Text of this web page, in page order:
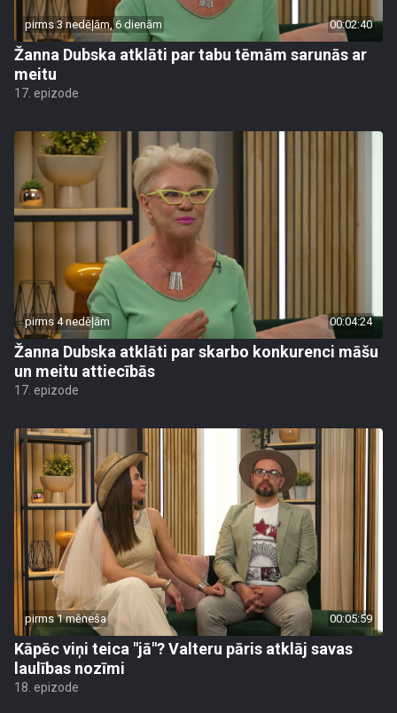
pirms 3 nedēļām, 6 dienām 00:02:40
Žanna Dubska atklāti par tabu tēmām sarunās ar
meitu
17. epizode
pirms 4 nedēļām 00:04:24
Žanna Dubska atklāti par skarbo konkurenci māšu
un meitu attiecībās
17. epizode
pirms 1 mēneša 00:05:59
Kāpēc viņi teica "jā"? Valteru pāris atklāj savas
laulības nozīmi
18. epizode